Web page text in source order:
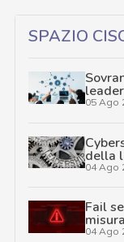
SPAZIO
05 Ago
della
04 Ago
Fail
04 Ago